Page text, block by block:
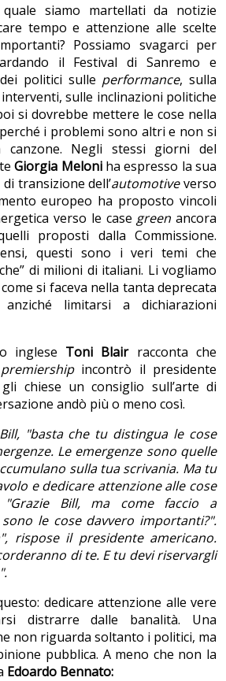
siamo martellati da notizie
tempo e attenzione alle scelte
Possiamo svagarci per
il Festival di Sanremo e
politici sulle performance, sulla
sulle inclinazioni politiche
si dovrebbe mettere le cose nella
i problemi sono altri e non si
canzone. Negli stessi giorni del
Giorgia Meloniha espresso la sua
transizione dell’automotiveverso
europeo ha proposto vincoli
verso le case green ancora
proposti dalla Commissione.
questi sono i veri temi che
di milioni di italiani. Li vogliamo
si faceva nella tanta deprecata
anziché limitarsi a dichiarazioni
inglese Toni Blair racconta che
premiershipincontrò il presidente
chiese un consiglio sull’arte di
andò più o meno così.
"basta che tu distingua le cose
Le emergenze sono quelle
sulla tua scrivania. Ma tu
e dedicare attenzione alle cose
"Grazie Bill, ma come faccio a
le cose davvero importanti?".
rispose il presidente americano.
di te. E tu devi riservargli
dedicare attenzione alle vere
distrarre dalle banalità. Una
non riguarda soltanto i politici, ma
pubblica. A meno che non la
Edoardo Bennato: